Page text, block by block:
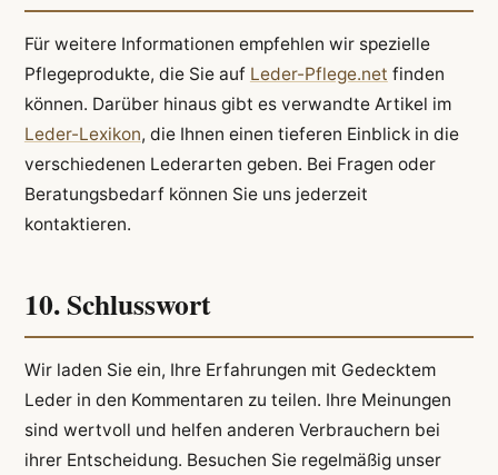
Für weitere Informationen empfehlen wir spezielle
Pflegeprodukte, die Sie auf Leder-Pflege.net finden
können. Darüber hinaus gibt es verwandte Artikel im
Leder-Lexikon, die Ihnen einen tieferen Einblick in die
verschiedenen Lederarten geben. Bei Fragen oder
Beratungsbedarf können Sie uns jederzeit
kontaktieren.
10. Schlusswort
Wir laden Sie ein, Ihre Erfahrungen mit Gedecktem
Leder in den Kommentaren zu teilen. Ihre Meinungen
sind wertvoll und helfen anderen Verbrauchern bei
ihrer Entscheidung. Besuchen Sie regelmäßig unser